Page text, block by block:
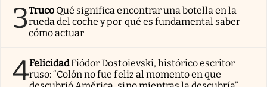
3Truco Qué significa encontrar una botella en la
rueda del coche y por qué es fundamental saber
cómo actuar
4FelicidadFiódor Dostoievski, histórico escritor
ruso: “Colón no fue feliz al momento en que